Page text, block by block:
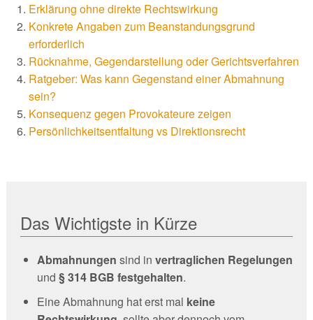
Erklärung ohne direkte Rechtswirkung
Konkrete Angaben zum Beanstandungsgrund
erforderlich
Rücknahme, Gegendarstellung oder Gerichtsverfahren
Ratgeber: Was kann Gegenstand einer Abmahnung
sein?
Konsequenz gegen Provokateure zeigen
Persönlichkeitsentfaltung vs Direktionsrecht
Das Wichtigste in Kürze
Abmahnungen sind in vertraglichen Regelungen
und § 314 BGB festgehalten.
Eine Abmahnung hat erst mal keine